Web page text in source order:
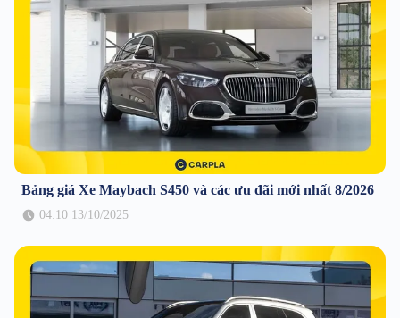
Bảng giá Xe Maybach S450 và các ưu đãi mới nhất 8/2026
04:10 13/10/2025